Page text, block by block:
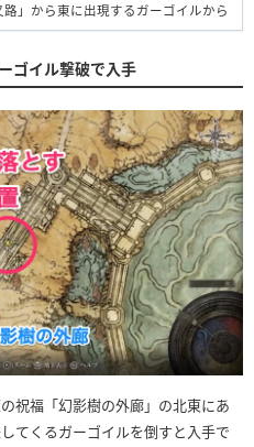
」から東に出現するガーゴイルから
ゴイル撃破で入手
祝福「幻影樹の外廊」の北東にあ
てくるガーゴイルを倒すと入手で